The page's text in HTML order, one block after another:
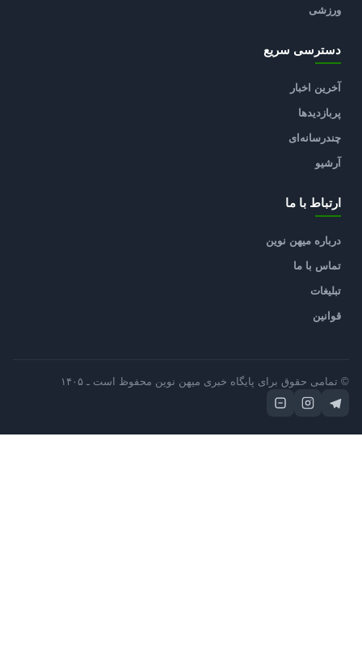
ورزشی
دسترسی سریع
آخرین اخبار
پربازدیدها
چندرسانه‌ای
آرشیو
ارتباط با ما
درباره میهن نوین
تماس با ما
تبلیغات
قوانین
تمامی حقوق برای پایگاه خبری میهن نوین محفوظ است ـ ۱۴۰۵